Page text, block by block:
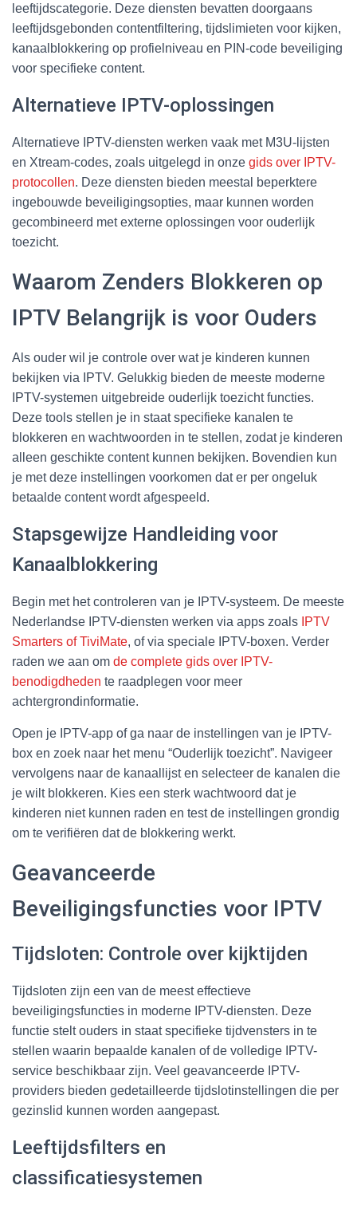
leeftijdscategorie. Deze diensten bevatten doorgaans
leeftijdsgebonden contentfiltering, tijdslimieten voor kijken,
kanaalblokkering op profielniveau en PIN-code beveiliging
voor specifieke content.
Alternatieve IPTV-oplossingen
Alternatieve IPTV-diensten werken vaak met M3U-lijsten
en Xtream-codes, zoals uitgelegd in onze gids over IPTV-
protocollen. Deze diensten bieden meestal beperktere
ingebouwde beveiligingsopties, maar kunnen worden
gecombineerd met externe oplossingen voor ouderlijk
toezicht.
Waarom Zenders Blokkeren op
IPTV Belangrijk is voor Ouders
Als ouder wil je controle over wat je kinderen kunnen
bekijken via IPTV. Gelukkig bieden de meeste moderne
IPTV-systemen uitgebreide ouderlijk toezicht functies.
Deze tools stellen je in staat specifieke kanalen te
blokkeren en wachtwoorden in te stellen, zodat je kinderen
alleen geschikte content kunnen bekijken. Bovendien kun
je met deze instellingen voorkomen dat er per ongeluk
betaalde content wordt afgespeeld.
Stapsgewijze Handleiding voor
Kanaalblokkering
Begin met het controleren van je IPTV-systeem. De meeste
Nederlandse IPTV-diensten werken via apps zoals IPTV
Smarters of TiviMate, of via speciale IPTV-boxen. Verder
raden we aan om de complete gids over IPTV-
benodigdheden te raadplegen voor meer
achtergrondinformatie.
Open je IPTV-app of ga naar de instellingen van je IPTV-
box en zoek naar het menu “Ouderlijk toezicht”. Navigeer
vervolgens naar de kanaallijst en selecteer de kanalen die
je wilt blokkeren. Kies een sterk wachtwoord dat je
kinderen niet kunnen raden en test de instellingen grondig
om te verifiëren dat de blokkering werkt.
Geavanceerde
Beveiligingsfuncties voor IPTV
Tijdsloten: Controle over kijktijden
Tijdsloten zijn een van de meest effectieve
beveiligingsfuncties in moderne IPTV-diensten. Deze
functie stelt ouders in staat specifieke tijdvensters in te
stellen waarin bepaalde kanalen of de volledige IPTV-
service beschikbaar zijn. Veel geavanceerde IPTV-
providers bieden gedetailleerde tijdslotinstellingen die per
gezinslid kunnen worden aangepast.
Leeftijdsfilters en
classificatiesystemen